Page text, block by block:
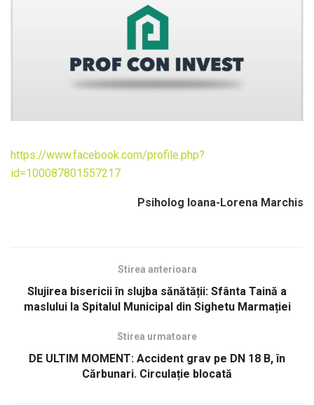
https://www.facebook.com/profile.php?
id=100087801557217
Psiholog Ioana-Lorena Marchis
Stirea anterioara
Slujirea bisericii în slujba sănătății: Sfânta Taină a
maslului la Spitalul Municipal din Sighetu Marmației
Stirea urmatoare
DE ULTIM MOMENT: Accident grav pe DN 18 B, în
Cărbunari. Circulație blocată